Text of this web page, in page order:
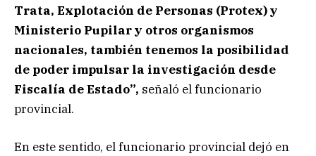
Trata, Explotación de Personas (Protex) y
Ministerio Pupilar y otros organismos
nacionales, también tenemos la posibilidad
de poder impulsar la investigación desde
Fiscalía de Estado”, señaló el funcionario
provincial.
En este sentido, el funcionario provincial dejó en